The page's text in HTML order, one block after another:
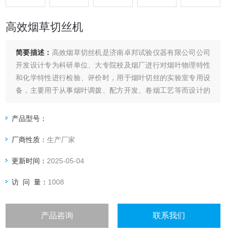
高效烟草切丝机
简要描述： 高效烟草切丝机是济南卓邦试验仪器有限公司公司
开发设计专为科研单位、大专院校及烟厂进行对烟叶物理特性
和化学特性进行检验、评价时，用于烟叶切丝的实验室专用设
备，主要用于从事烟叶调拨、配方开发、卷烟工艺等而设计的
设计合理、噪音小、产量高、操作方便、切丝均匀使用安全性
产品型号：
厂商性质：生产厂家
更新时间： 2025-05-04
访 问 量： 1008
产品咨询 联系我们